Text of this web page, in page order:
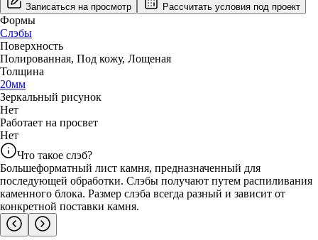
Записаться на просмотр Рассчитать условия под проект
Формы
Слэбы
Поверхность
Полированная, Под кожу, Лощеная
Толщина
20мм
Зеркальный рисунок
Нет
Работает на просвет
Нет
Что такое слэб?
Большеформатный лист камня, предназначенный для
последующей обработки. Слэбы получают путем распиливания
каменного блока. Размер слэба всегда разный и зависит от
конкретной поставки камня.